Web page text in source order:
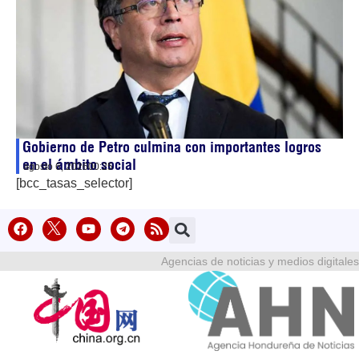
Gobierno de Petro culmina con importantes logros
en el ámbito social
agosto 6, 202600:25
[bcc_tasas_selector]
Agencias de noticias y medios digitales